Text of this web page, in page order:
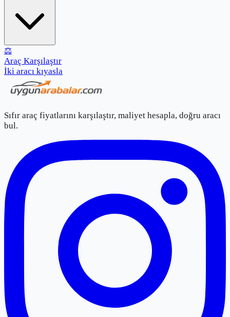
⚖️
Araç Karşılaştır
İki aracı kıyasla
Sıfır araç fiyatlarını karşılaştır, maliyet hesapla, doğru aracı
bul.